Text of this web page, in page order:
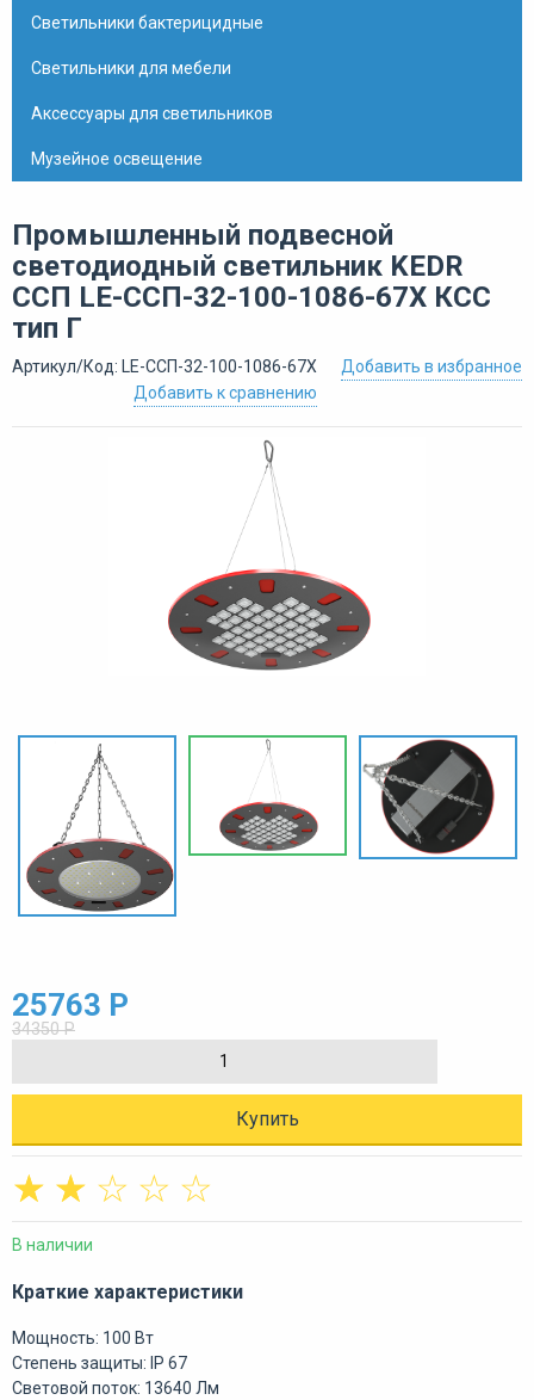
Светильники бактерицидные
Светильники для мебели
Аксессуары для светильников
Музейное освещение
Промышленный подвесной
светодиодный светильник KEDR
ССП LE-ССП-32-100-1086-67Х КСС
тип Г
Артикул/Код: LE-ССП-32-100-1086-67Х
Добавить в избранное
Добавить к сравнению
25763 Р
34350 Р
Купить
☆
☆
☆
☆
☆
В наличии
Краткие характеристики
Мощность: 100 Вт
Степень защиты: IP 67
Световой поток: 13640 Лм